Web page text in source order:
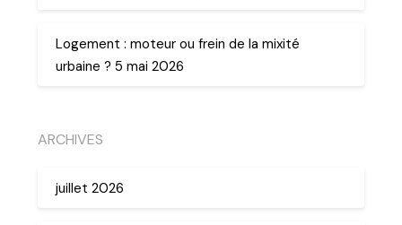
Logement : moteur ou frein de la mixité
urbaine ? 5 mai 2026
ARCHIVES
juillet 2026